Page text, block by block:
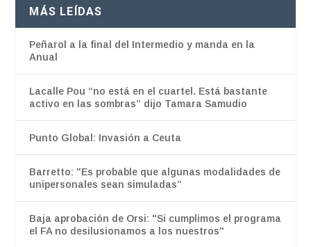
MÁS LEÍDAS
Peñarol a la final del Intermedio y manda en la
Anual
Lacalle Pou “no está en el cuartel. Está bastante
activo en las sombras” dijo Tamara Samudio
Punto Global: Invasión a Ceuta
Barretto: "Es probable que algunas modalidades de
unipersonales sean simuladas”
Baja aprobación de Orsi: "Si cumplimos el programa
el FA no desilusionamos a los nuestros"